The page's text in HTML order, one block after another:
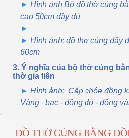
Hình ảnh Bộ đồ thờ cúng
cao 50cm đầy đủ
Hình ảnh: đồ thờ cúng đầy
60cm
3. Ý nghĩa của bộ thờ cúng
thờ gia tiên
Hình ảnh: Cặp chóe đồng
Vàng - bạc - đồng đỏ - đồng
ĐỒ THỜ CÚNG BẰNG